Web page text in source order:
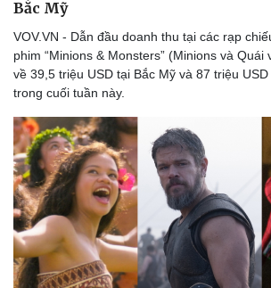
Bắc Mỹ
VOV.VN - Dẫn đầu doanh thu tại các rạp
phim “Minions & Monsters” (Minions và Quái
về 39,5 triệu USD tại Bắc Mỹ và 87 triệu
trong cuối tuần này.